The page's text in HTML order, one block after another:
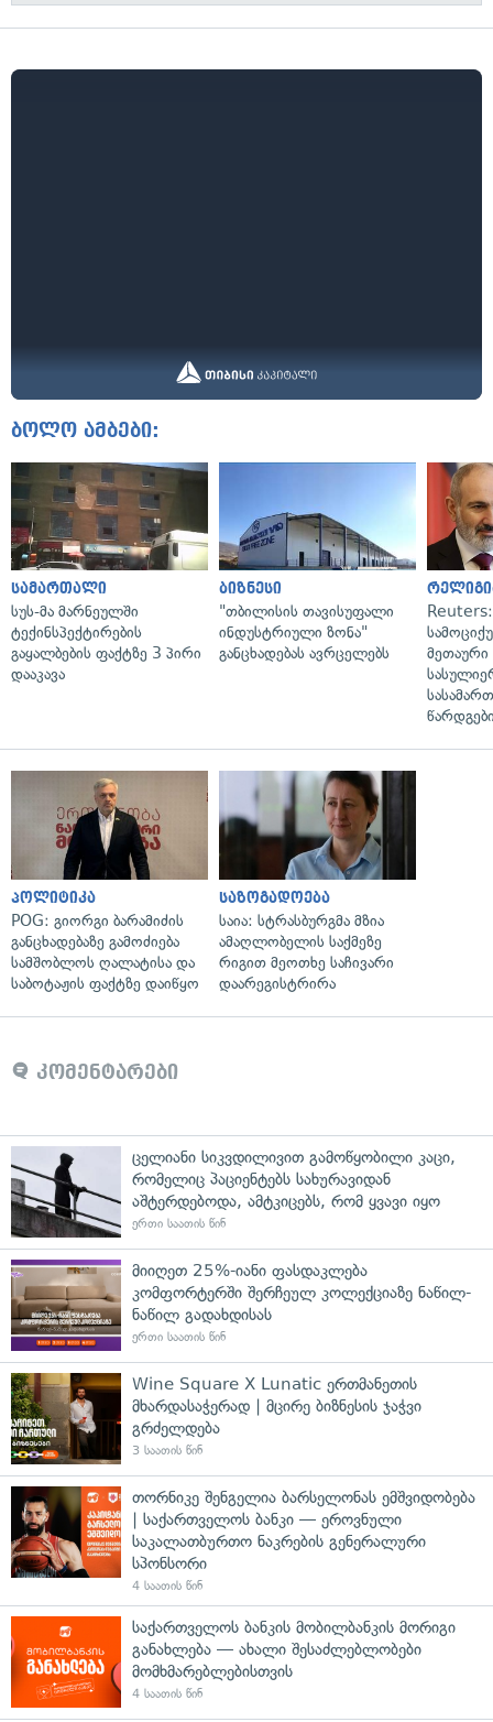
ბოლო ამბები:
სამართალი
სუს-მა მარნეულში
ტექინსპექტირების
გაყალბების ფაქტზე 3 პირი
დააკავა
ბიზნესი
"თბილისის თავისუფალი
ინდუსტრიული ზონა"
განცხადებას ავრცელებს
მეთაური
პოლიტიკა
POG: გიორგი ბარამიძის
განცხადებაზე გამოძიება
სამშობლოს ღალატისა და
საბოტაჟის ფაქტზე დაიწყო
საზოგადოება
საია: სტრასბურგმა მზია
ამაღლობელის საქმეზე
რიგით მეოთხე საჩივარი
დაარეგისტრირა
კომენტარები
ცელიანი სიკვდილივით გამოწყობილი კაცი,
რომელიც პაციენტებს სახურავიდან
აშტერდებოდა, ამტკიცებს, რომ ყვავი იყო
ერთი საათის წინ
მიიღეთ 25%-იანი ფასდაკლება
კომფორტერში შერჩეულ კოლექციაზე ნაწილ-
ნაწილ გადახდისას
ერთი საათის წინ
Wine Square X Lunatic ერთმანეთის
მხარდასაჭერად | მცირე ბიზნესის ჯაჭვი
გრძელდება
3 საათის წინ
თორნიკე შენგელია ბარსელონას ემშვიდობება
| საქართველოს ბანკი — ეროვნული
საკალათბურთო ნაკრების გენერალური
სპონსორი
4 საათის წინ
საქართველოს ბანკის მობილბანკის მორიგი
განახლება — ახალი შესაძლებლობები
მომხმარებლებისთვის
4 საათის წინ